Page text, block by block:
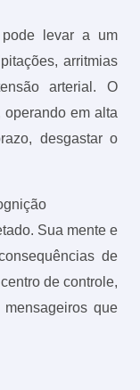
levar a um
arritmias
arterial. O
em alta
desgastar o
Sua mente e
de
de controle,
que